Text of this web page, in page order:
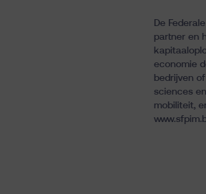
De
partner en
economie
bedrijven
sciences
mobiliteit,